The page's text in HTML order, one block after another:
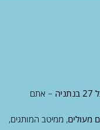
– אתם
מעולים, ממיטב המותגים,